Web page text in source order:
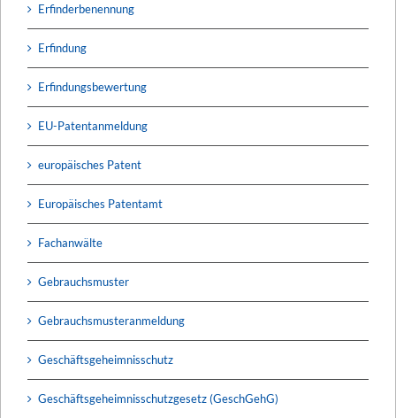
Erfinderbenennung
Erfindung
Erfindungsbewertung
EU-Patentanmeldung
europäisches Patent
Europäisches Patentamt
Fachanwälte
Gebrauchsmuster
Gebrauchsmusteranmeldung
Geschäftsgeheimnisschutz
Geschäftsgeheimnisschutzgesetz (GeschGehG)